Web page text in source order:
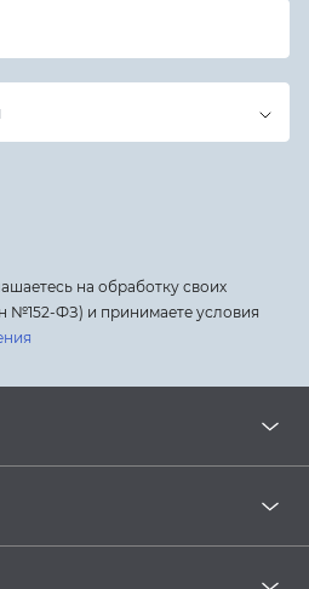
на обработку своих
№152-ФЗ) и принимаете условия